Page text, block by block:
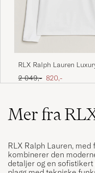
RLX Ralph Lauren
Half Zip Ceramic White
Ordinær pris
2 049,- Nedsatt pris
820,-
Mer fra
RLX Ralph Lauren,
kombinerer den
detaljer og en